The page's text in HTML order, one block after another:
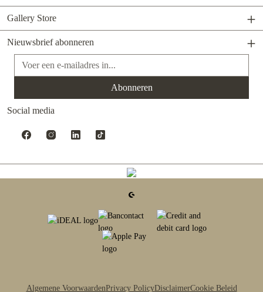
Gallery Store
Nieuwsbrief abonneren
E-mailadres*
Abonneren
Social media
Algemene VoorwaardenPrivacy PolicyDisclaimerCookie Beleid